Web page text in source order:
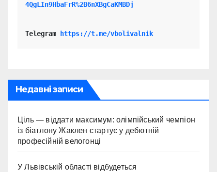
4QgLIn9HbaFrR%2B6nXBgCaKMBDj
Telegram https://t.me/vbolivalnik
Недавні записи
Ціль — віддати максимум: олімпійський чемпіон
із біатлону Жаклен стартує у дебютній
професійній велогонці
У Львівській області відбудеться